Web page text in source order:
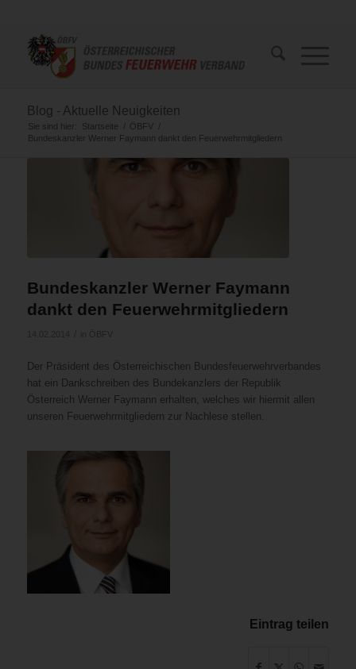
Blog - Aktuelle Neuigkeiten
Sie sind hier: Startseite / ÖBFV
/
Bundeskanzler Werner Faymann dankt den Feuerwehrmitgliedern
Bundeskanzler Werner Faymann
dankt den Feuerwehrmitgliedern
Der Präsident des Österreichischen Bundesfeuerwehrverbandes
hat ein Dankschreiben des Bundekanzlers der Republik
Österreich Werner Faymann erhalten, welches wir hiermit allen
unseren Feuerwehrmitgliedern zur Nachlese stellen.
Eintrag teilen